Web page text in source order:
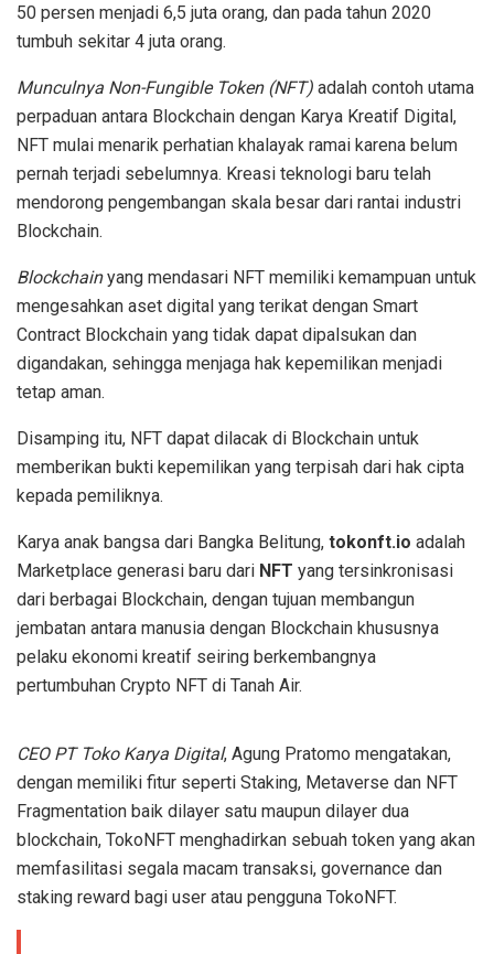
50 persen menjadi 6,5 juta orang, dan pada tahun 2020
tumbuh sekitar 4 juta orang.
Munculnya Non-Fungible Token (NFT) adalah contoh utama
perpaduan antara Blockchain dengan Karya Kreatif Digital,
NFT mulai menarik perhatian khalayak ramai karena belum
pernah terjadi sebelumnya. Kreasi teknologi baru telah
mendorong pengembangan skala besar dari rantai industri
Blockchain.
Blockchainyang mendasari NFT memiliki kemampuan untuk
mengesahkan aset digital yang terikat dengan Smart
Contract Blockchain yang tidak dapat dipalsukan dan
digandakan, sehingga menjaga hak kepemilikan menjadi
tetap aman.
Disamping itu, NFT dapat dilacak di Blockchain untuk
memberikan bukti kepemilikan yang terpisah dari hak cipta
kepada pemiliknya.
Karya anak bangsa dari Bangka Belitung, tokonft.io adalah
Marketplace generasi baru dari NFT yang tersinkronisasi
dari berbagai Blockchain, dengan tujuan membangun
jembatan antara manusia dengan Blockchain khususnya
pelaku ekonomi kreatif seiring berkembangnya
pertumbuhan Crypto NFT di Tanah Air.
CEO PT Toko Karya Digital, Agung Pratomo mengatakan,
dengan memiliki fitur seperti Staking, Metaverse dan NFT
Fragmentation baik dilayer satu maupun dilayer dua
blockchain, TokoNFT menghadirkan sebuah token yang akan
memfasilitasi segala macam transaksi, governance dan
staking reward bagi user atau pengguna TokoNFT.